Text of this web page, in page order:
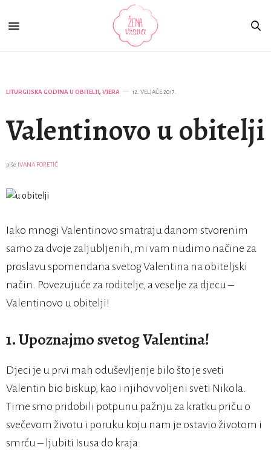
LITURGIJSKA GODINA U OBITELJI, VJERA 12. VELJAČE 2017.
Valentinovo u obitelji
piše IVANA FORETIĆ
Iako mnogi Valentinovo smatraju danom stvorenim
samo za dvoje zaljubljenih, mi vam nudimo načine za
proslavu spomendana svetog Valentina na obiteljski
način. Povezujuće za roditelje, a veselje za djecu –
Valentinovo u obitelji!
1. Upoznajmo svetog Valentina!
Djeci je u prvi mah oduševljenje bilo što je sveti
Valentin bio biskup, kao i njihov voljeni sveti Nikola.
Time smo pridobili potpunu pažnju za kratku priču o
svečevom životu i poruku koju nam je ostavio životom i
smrću – ljubiti Isusa do kraja.